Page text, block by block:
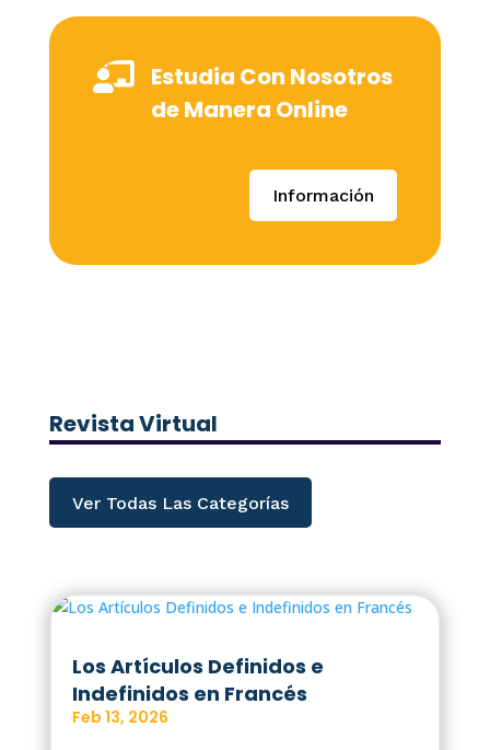
 Estudia Con Nosotros
de Manera Online
Información
Revista Virtual
Ver Todas Las Categorías
Los Artículos Definidos e
Indefinidos en Francés
Feb 13, 2026